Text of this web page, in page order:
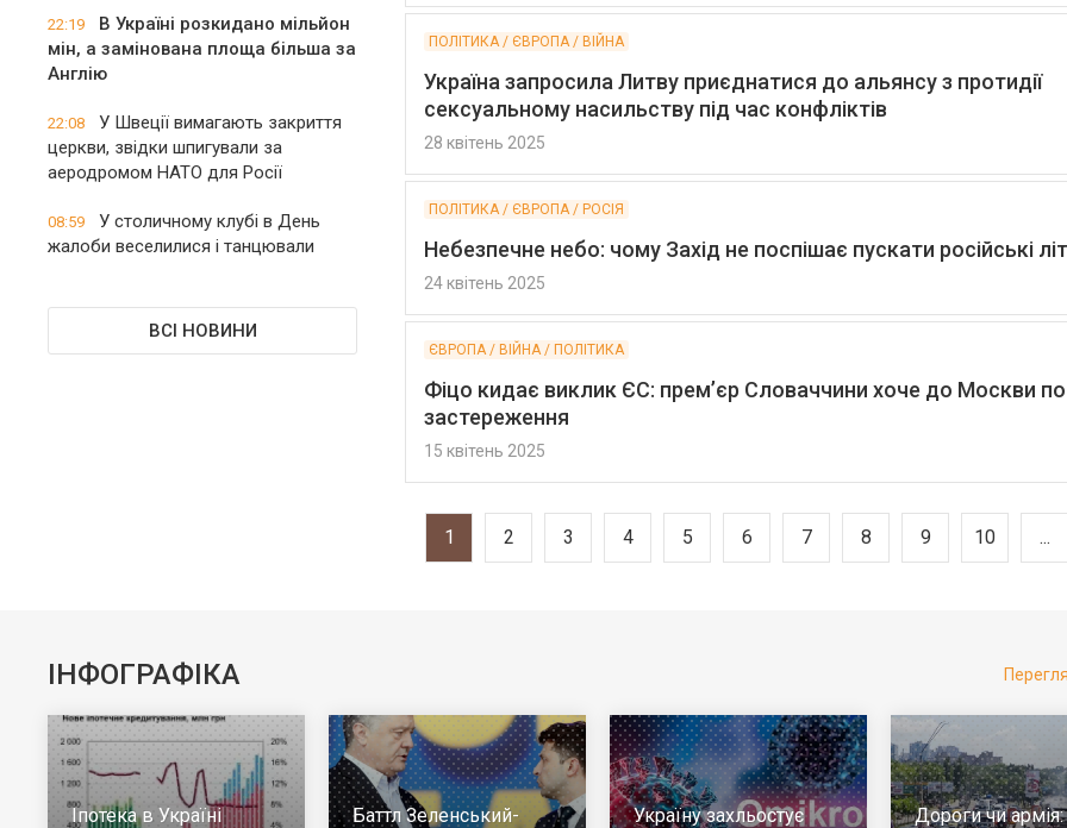
22:19
В Україні розкидано мільйон
мін, а замінована площа більша за
Англію
22:08
У Швеції вимагають закриття
церкви, звідки шпигували за
аеродромом НАТО для Росії
08:59
У столичному клубі в День
жалоби веселилися і танцювали
ВСІ НОВИНИ
ПОЛІТИКА / ЄВРОПА / ВІЙНА
Україна запросила Литву приєднатися до альянсу з протидії
сексуальному насильству під час конфліктів
28 квітень 2025
ПОЛІТИКА / ЄВРОПА / РОСІЯ
Небезпечне небо: чому Захід не поспішає пускати російські
24 квітень 2025
ЄВРОПА / ВІЙНА / ПОЛІТИКА
Фіцо кидає виклик ЄС: прем’єр Словаччини хоче до Москви
застереження
15 квітень 2025
1 2 3 4 5 6 7 8 9 10 ...
ІНФОГРАФІКА
Іпотека в Україні
Баттл Зеленський-
Україну захльостує
Дороги чи армія: